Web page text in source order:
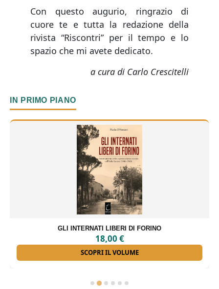
Con questo augurio, ringrazio di
cuore te e tutta la redazione della
rivista “Riscontri” per il tempo e lo
spazio che mi avete dedicato.
a cura di Carlo Crescitelli
IN PRIMO PIANO
GLI INTERNATI LIBERI DI FORINO
18,00 €
SCOPRI IL VOLUME